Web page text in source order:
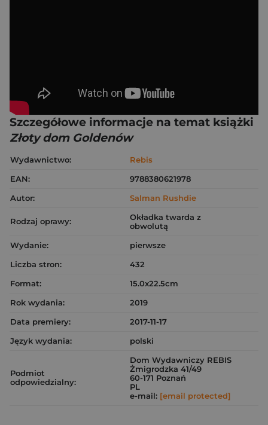
Szczegółowe informacje na temat książki
Złoty dom Goldenów
Wydawnictwo:
Rebis
EAN:
9788380621978
Autor:
Salman Rushdie
Rodzaj oprawy:
Okładka twarda z
obwolutą
Wydanie:
pierwsze
Liczba stron:
432
Format:
15.0x22.5cm
Rok wydania:
2019
Data premiery:
2017-11-17
Język wydania:
polski
Podmiot
odpowiedzialny:
Dom Wydawniczy REBIS
Żmigrodzka 41/49
60-171 Poznań
PL
e-mail: [email protected]